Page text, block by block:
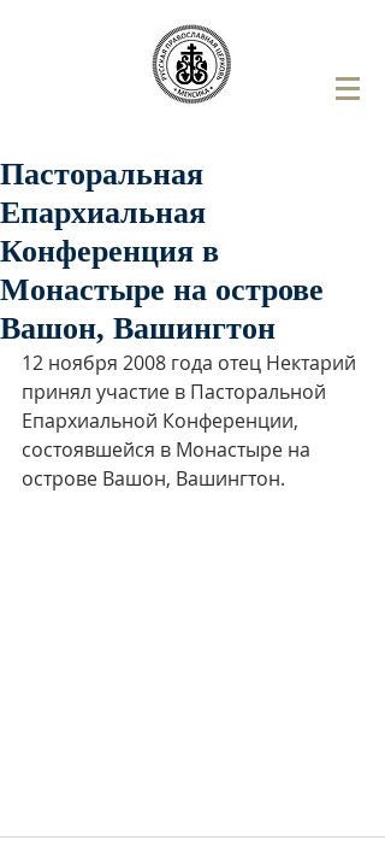
Пасторальная
Епархиальная
Конференция в
Монастыре на острове
Вашон, Вашингтон
12 ноября 2008 года отец Нектарий
принял участие в Пасторальной
Епархиальной Конференции,
состоявшейся в Монастыре на
острове Вашон, Вашингтон.